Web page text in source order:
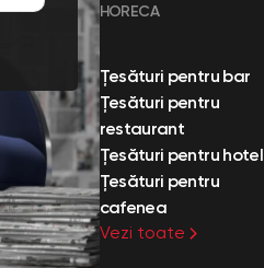
HORECA
Țesături pentru bar
Țesături pentru
restaurant
Țesături pentru hotel
Țesături pentru
cafenea
Vezi toate